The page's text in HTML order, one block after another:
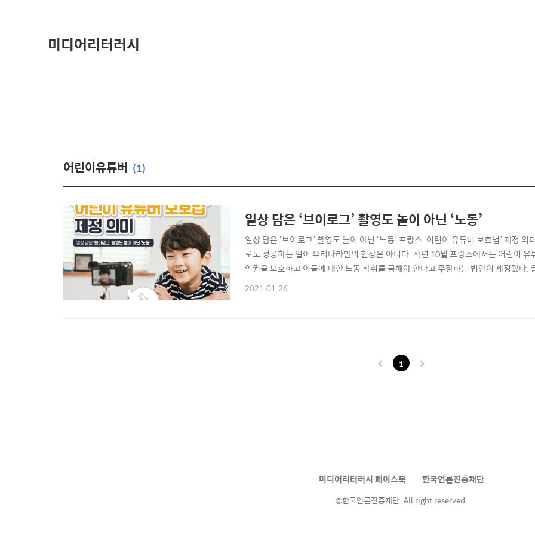
미디어리터러시
어린이유튜버 (1)
일상 담은 ‘브이로그’ 촬영도 놀이 아닌 ‘노동’
일상 담은 ‘브이로그’ 촬영도 놀이 아닌 ‘노동’ 프랑스 ‘어린이 유튜버 보호법’ 제정
로도 성공하는 일이 우리나라만의 현상은 아니다. 작년 10월 프랑스에서는 어린이
인권을 보호하고 이들에 대한 노동 착취를 금해야 한다고 주장하는 법안이 제정됐다
SNS 콘텐츠를 제작하는 보호자는 콘텐츠의 양과 수익이 일정 기준을 넘어설 경우 행
2021.01.26
1
미디어리터러시 페이스북 한국언론진흥재단
©한국언론진흥재단. All right reserved.